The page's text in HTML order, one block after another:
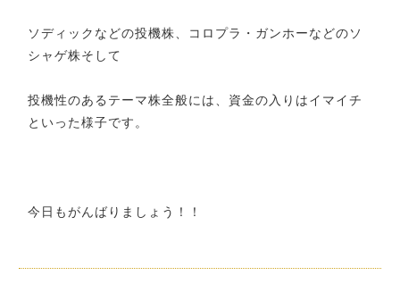
ソディックなどの投機株、コロプラ・ガンホーなどのソ
シャゲ株そして
投機性のあるテーマ株全般には、資金の入りはイマイチ
といった様子です。
今日もがんばりましょう！！